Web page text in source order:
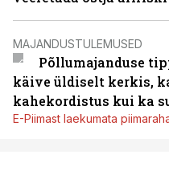
MAJANDUSTULEMUSED
Põllumajanduse
käive üldiselt kerkis,
kahekordistus kui ka
E-Piimast laekumata